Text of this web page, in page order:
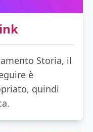
Storia, il
è
quindi